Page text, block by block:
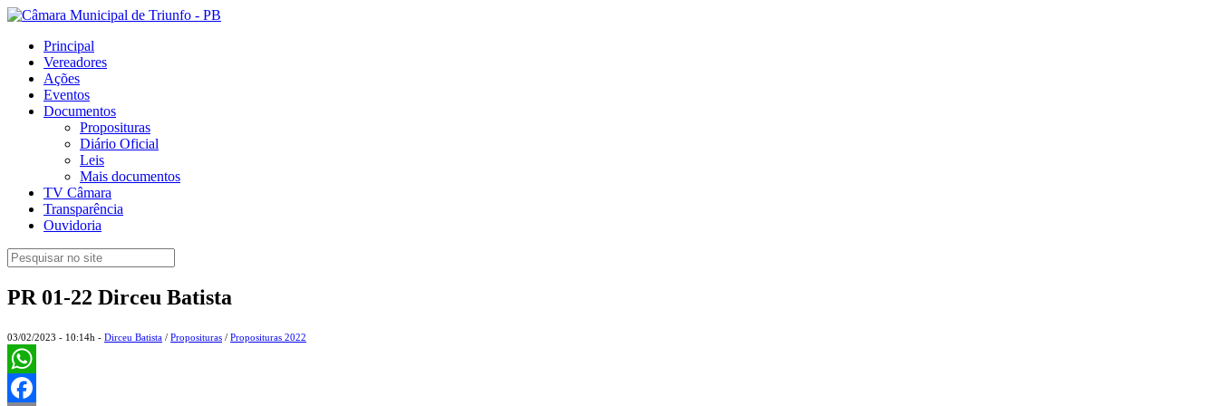
Principal
Vereadores
Ações
Eventos
Documentos
Proposituras
Diário Oficial
Leis
Mais documentos
TV Câmara
Transparência
Ouvidoria
PR 01-22 Dirceu Batista
03/02/2023 - 10:14h - Dirceu Batista / Proposituras / Proposituras 2022
WhatsApp